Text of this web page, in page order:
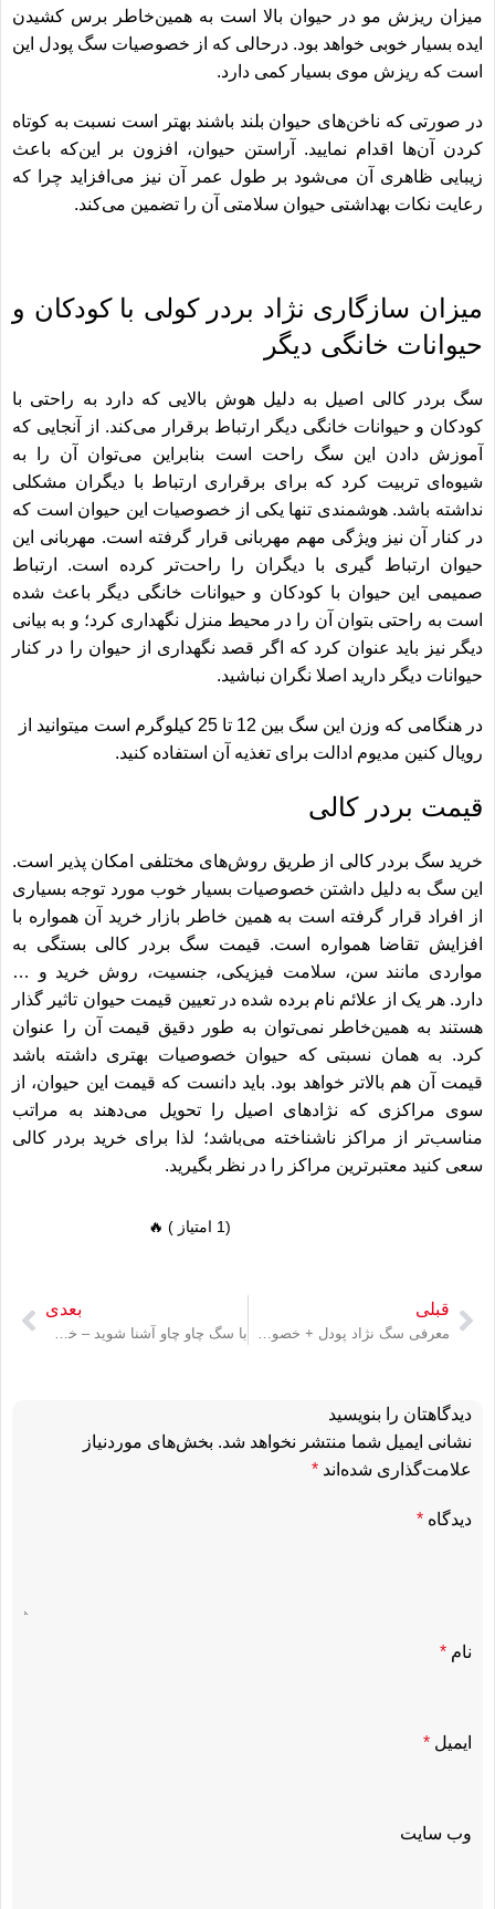
میزان ریزش مو در حیوان بالا است به همین‌خاطر برس کشیدن
ایده بسیار خوبی خواهد بود. درحالی که از خصوصیات سگ پودل این
است که ریزش موی بسیار کمی دارد.
در صورتی که ناخن‌های حیوان بلند باشند بهتر است نسبت به کوتاه
کردن آن‌ها اقدام نمایید. آراستن حیوان، افزون بر این‌که باعث
زیبایی ظاهری آن می‌شود بر طول عمر آن نیز می‌افزاید چرا که
رعایت نکات بهداشتی حیوان سلامتی آن را تضمین می‌کند.
میزان سازگاری نژاد بردر کولی با کودکان و
حیوانات خانگی دیگر
سگ بردر کالی اصیل به دلیل هوش بالایی که دارد به راحتی با
کودکان و حیوانات خانگی دیگر ارتباط برقرار می‌کند. از آنجایی که
آموزش دادن این سگ راحت است بنابراین می‌توان آن را به
شیوه‌ای تربیت کرد که برای برقراری ارتباط با دیگران مشکلی
نداشته باشد. هوشمندی تنها یکی از خصوصیات این حیوان است که
در کنار آن نیز ویژگی مهم مهربانی قرار گرفته است. مهربانی این
حیوان ارتباط گیری با دیگران را راحت‌تر کرده است. ارتباط
صمیمی این حیوان با کودکان و حیوانات خانگی دیگر باعث شده
است به راحتی بتوان آن را در محیط منزل نگهداری کرد؛ و به بیانی
دیگر نیز باید عنوان کرد که اگر قصد نگهداری از حیوان را در کنار
حیوانات دیگر دارید اصلا نگران نباشید.
در هنگامی که وزن این سگ بین 12 تا 25 کیلوگرم است میتوانید از
رویال کنین مدیوم ادالت برای تغذیه آن استفاده کنید.
قیمت بردر کالی
خرید سگ بردر کالی از طریق روش‌های مختلفی امکان پذیر است.
این سگ به دلیل داشتن خصوصیات بسیار خوب مورد توجه بسیاری
از افراد قرار گرفته است به همین خاطر بازار خرید آن همواره با
افزایش تقاضا همواره است. قیمت سگ بردر کالی بستگی به
مواردی مانند سن، سلامت فیزیکی، جنسیت، روش خرید و …
دارد. هر یک از علائم نام برده شده در تعیین قیمت حیوان تاثیر گذار
هستند به همین‌خاطر نمی‌توان به طور دقیق قیمت آن را عنوان
کرد. به همان نسبتی که حیوان خصوصیات بهتری داشته باشد
قیمت آن هم بالاتر خواهد بود. باید دانست که قیمت این حیوان، از
سوی مراکزی که نژادهای اصیل را تحویل می‌دهند به مراتب
مناسب‌تر از مراکز ناشناخته می‌باشد؛ لذا برای خرید بردر کالی
سعی کنید معتبرترین مراکز را در نظر بگیرید.
(1 امتیاز ) 🔥
قبلی
معرفی سگ نژاد پودل + خصوصیات ظاهری اخلاقی و قیمت
بعدی
با سگ چاو چاو آشنا شوید – خصوصیات ظاهری و اخلاقی چاو چاو
دیدگاهتان را بنویسید
نشانی ایمیل شما منتشر نخواهد شد. بخش‌های موردنیاز
علامت‌گذاری شده‌اند *
دیدگاه *
نام *
ایمیل *
وب‌ سایت